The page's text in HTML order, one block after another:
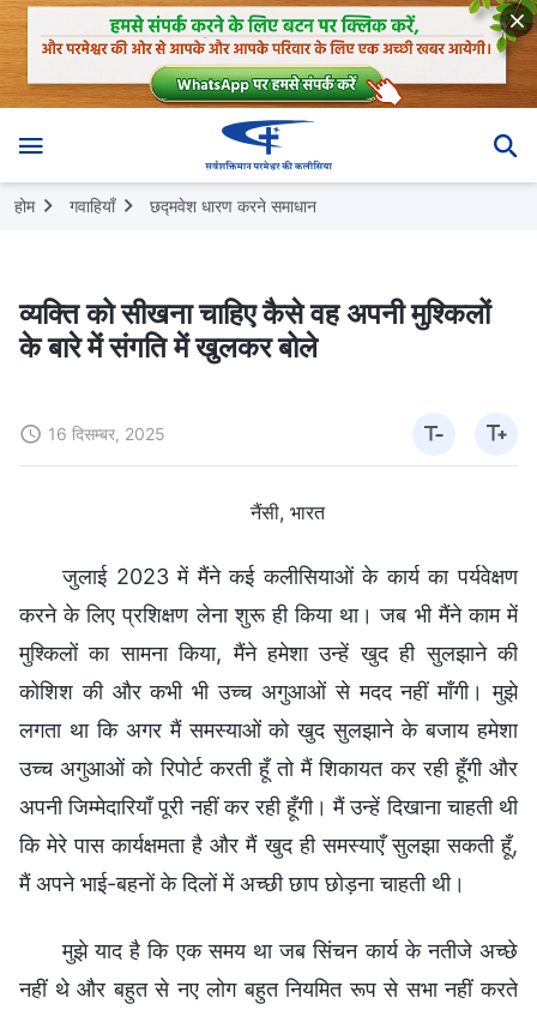
होम गवाहियाँ छद्मवेश धारण करने समाधान
व्यक्ति को सीखना चाहिए कैसे वह अपनी मुश्किलों
के बारे में संगति में खुलकर बोले
16 दिसम्बर, 2025
नैंसी, भारत
जुलाई 2023 में मैंने कई कलीसियाओं के कार्य का पर्यवेक्षण
करने के लिए प्रशिक्षण लेना शुरू ही किया था। जब भी मैंने काम में
मुश्किलों का सामना किया, मैंने हमेशा उन्हें खुद ही सुलझाने की
कोशिश की और कभी भी उच्च अगुआओं से मदद नहीं माँगी। मुझे
लगता था कि अगर मैं समस्याओं को खुद सुलझाने के बजाय हमेशा
उच्च अगुआओं को रिपोर्ट करती हूँ तो मैं शिकायत कर रही हूँगी और
अपनी जिम्मेदारियाँ पूरी नहीं कर रही हूँगी। मैं उन्हें दिखाना चाहती थी
कि मेरे पास कार्यक्षमता है और मैं खुद ही समस्याएँ सुलझा सकती हूँ,
मैं अपने भाई-बहनों के दिलों में अच्छी छाप छोड़ना चाहती थी।
मुझे याद है कि एक समय था जब सिंचन कार्य के नतीजे अच्छे
नहीं थे और बहुत से नए लोग बहुत नियमित रूप से सभा नहीं करते